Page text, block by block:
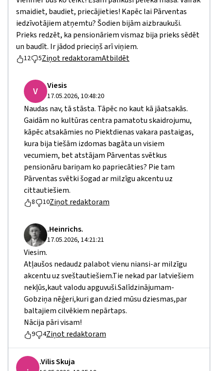
smaidiet, baudiet, priecājieties! Kapēc lai Pārventas
iedzīvotājiem atņemtu? Šodien bijām aizbraukuši.
Prieks redzēt, ka pensionāriem vismaz bija prieks sēdēt
un baudīt. Ir jādod prieciņš arī viņiem.
12 5Ziņot redaktoramAtbildēt
V Viesis
17.05.2026, 10:48:20
Naudas nav, tā stāsta. Tāpēc no kaut kā jāatsakās.
Gaidām no kultūras centra pamatotu skaidrojumu,
kāpēc atsakāmies no Piektdienas vakara pastaigas,
kura bija tiešām izdomas bagāta un visiem
vecumiem, bet atstājam Pārventas svētkus
pensionāru bariņam ko papriecāties? Pie tam
Pārventas svētki šogad ar milzīgu akcentu uz
cittautiešiem.
8 10Ziņot redaktoram
.Heinrichs.
17.05.2026, 14:21:21
Viesim.
Atļaušos nedaudz palabot vienu niansi-ar milzīgu
akcentu uz sveštautiešiem.Tie nekad par latviešiem
nekļūs,kaut valodu apguvuši.Salīdzinājumam-
Gobziņa nēģeri,kuri gan dzied mūsu dziesmas,par
baltajiem cilvēkiem nepārtaps.
Nācija pāri visam!
9 4Ziņot redaktoram
. .Vilis Skuja